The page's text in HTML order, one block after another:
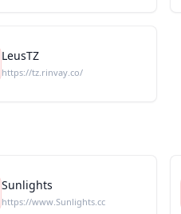
LeusTZ
https://tz.rinvay.co/
Sunlights
https://www.Sunlights.cc